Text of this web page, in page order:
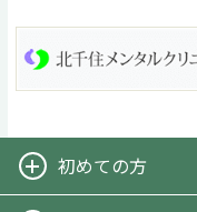
初めての方
-リワークとは